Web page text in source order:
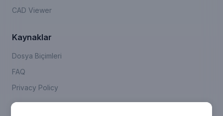
CAD Viewer
Kaynaklar
Dosya Biçimleri
FAQ
Privacy Policy